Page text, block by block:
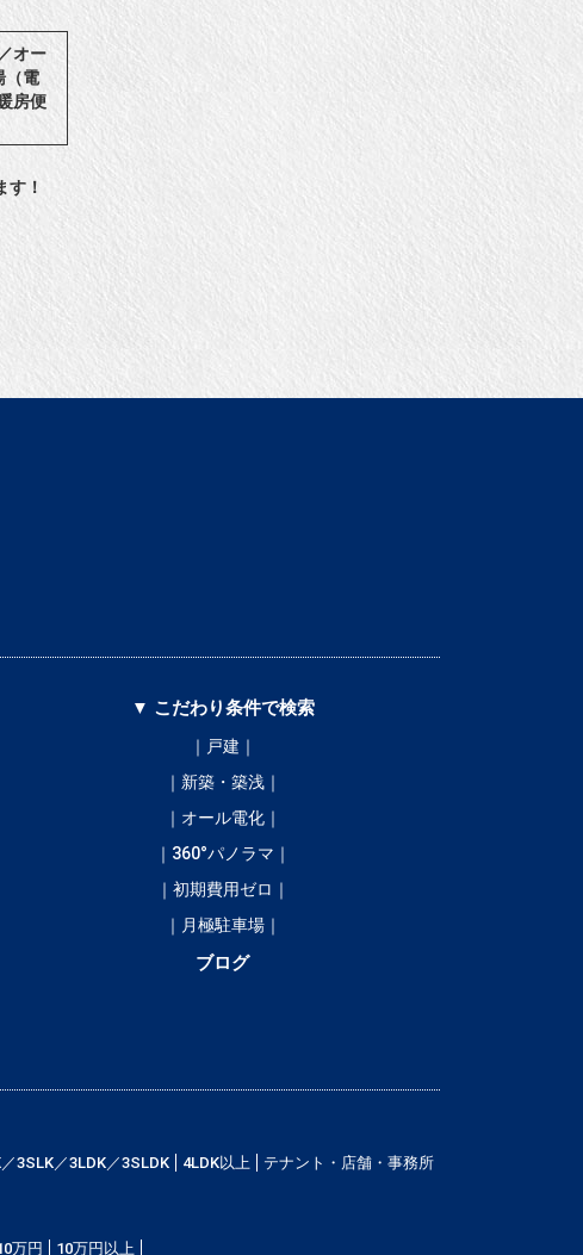
オー
（電
房便
！
▼ こだわり条件で検索
｜戸建｜
｜新築・築浅｜
｜オール電化｜
｜360°パノラマ｜
｜初期費用ゼロ｜
｜月極駐車場｜
ブログ
3SLK／3LDK／3SLDK 4LDK以上
テナント・店舗・事務所
万円 10万円以上